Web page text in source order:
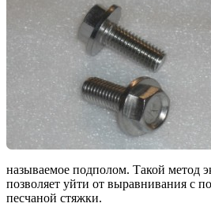
называемое подполом. Такой метод
позволяет уйти от выравнивания с
песчаной стяжки.